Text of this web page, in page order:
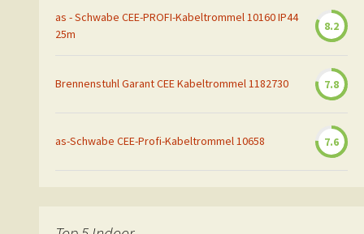
as - Schwabe CEE-PROFI-Kabeltrommel 10160 IP44
25m
8.2
Brennenstuhl Garant CEE Kabeltrommel 1182730 7.8
as-Schwabe CEE-Profi-Kabeltrommel 10658 7.6